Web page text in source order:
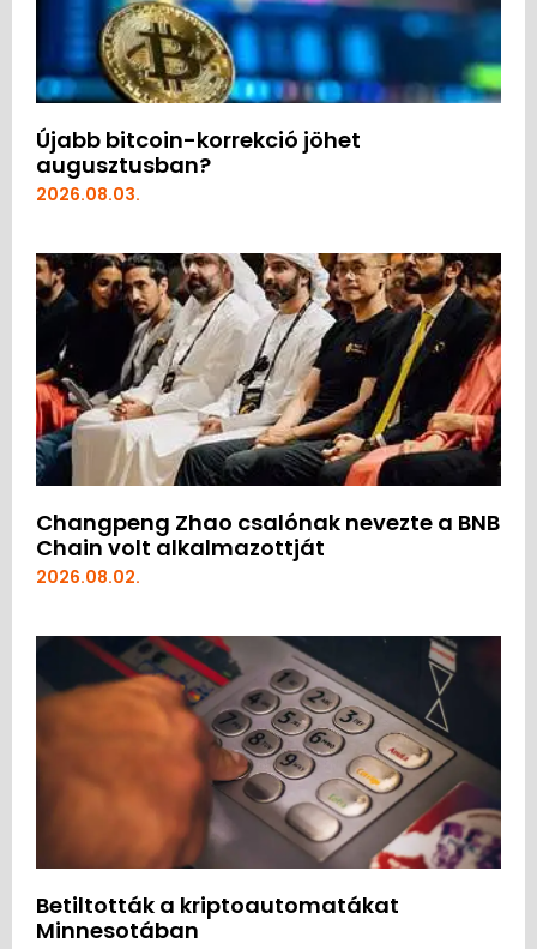
Újabb bitcoin-korrekció jöhet
augusztusban?
2026.08.03.
Changpeng Zhao csalónak nevezte a BNB
Chain volt alkalmazottját
2026.08.02.
Betiltották a kriptoautomatákat
Minnesotában